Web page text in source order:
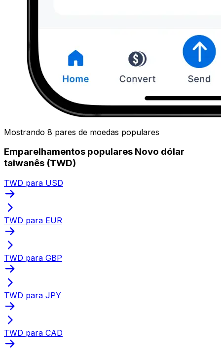
Mostrando 8 pares de moedas populares
Emparelhamentos populares Novo dólar
taiwanês (TWD)
TWD para USD
TWD para EUR
TWD para GBP
TWD para JPY
TWD para CAD